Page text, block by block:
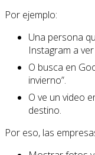
Por ejemplo:
Una persona
Instagram a
O busca en
invierno”.
O ve un video
destino.
Por eso, las